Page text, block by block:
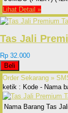
Lihat Detail »
Tas Jali
Rp 32.000
Beli
Order Sekarang »
ketik : Kode - Nama
Nama Barang Tas